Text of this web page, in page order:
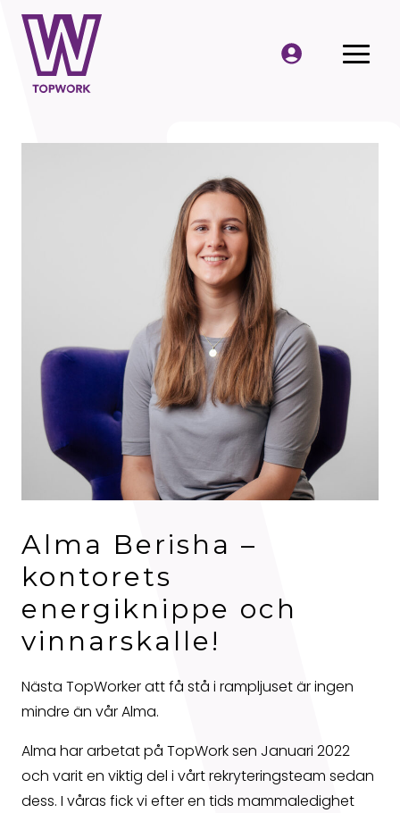
Alma Berisha –
kontorets
energiknippe och
vinnarskalle!
Nästa TopWorker att få stå i rampljuset är ingen
mindre än vår Alma.
Alma har arbetat på TopWork sen Januari 2022
och varit en viktig del i vårt rekryteringsteam sedan
dess. I våras fick vi efter en tids mammaledighet